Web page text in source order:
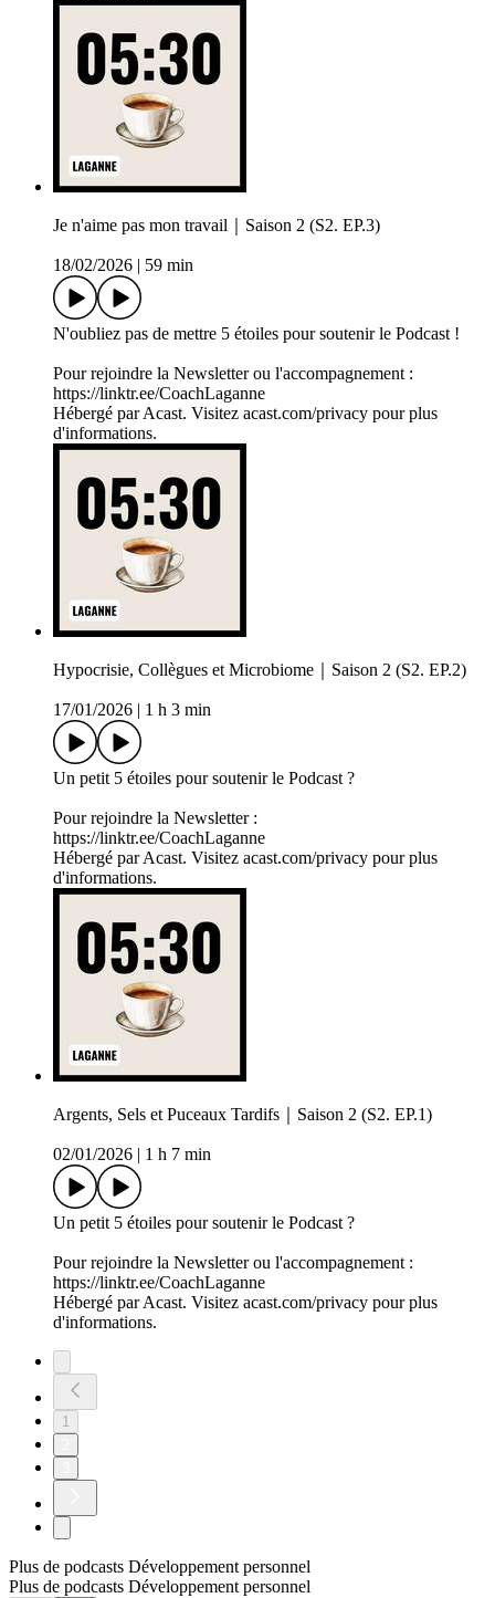
Je n'aime pas mon travail｜Saison 2 (S2. EP.3)
18/02/2026 59 min
N'oubliez pas de mettre 5 étoiles pour soutenir le Podcast !
Pour rejoindre la Newsletter ou l'accompagnement :
https://linktr.ee/CoachLaganne
Hébergé par Acast. Visitez acast.com/privacy pour plus
d'informations.
Hypocrisie, Collègues et Microbiome｜Saison 2 (S2. EP.2)
17/01/2026 1 h 3 min
Un petit 5 étoiles pour soutenir le Podcast ?
Pour rejoindre la Newsletter :
https://linktr.ee/CoachLaganne
Hébergé par Acast. Visitez acast.com/privacy pour plus
d'informations.
Argents, Sels et Puceaux Tardifs｜Saison 2 (S2. EP.1)
02/01/2026 1 h 7 min
Un petit 5 étoiles pour soutenir le Podcast ?
Pour rejoindre la Newsletter ou l'accompagnement :
https://linktr.ee/CoachLaganne
Hébergé par Acast. Visitez acast.com/privacy pour plus
d'informations.
1
Plus de podcasts Développement personnel
Plus de podcasts Développement personnel